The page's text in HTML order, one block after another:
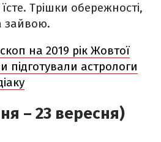
Трішки обережності,
зайвою.
на 2019 рік Жовтої
підготували астрологи
– 23 вересня)